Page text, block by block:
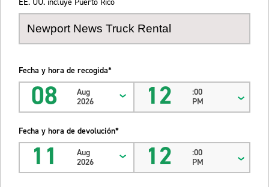
Fecha y hora de recogida*
08
Aug
2026
12
:00
PM
Fecha y hora de devolución*
11
Aug
2026
12
:00
PM